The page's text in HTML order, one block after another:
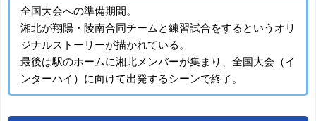
全国大会への準備期間。
湘北が翔陽・陵南合同チームと練習試合をするというオリ
ジナルストーリーが描かれている。
最後は駅のホームに湘北メンバーが集まり、全国大会（イ
ンターハイ）に向けて出発するシーンで終了。